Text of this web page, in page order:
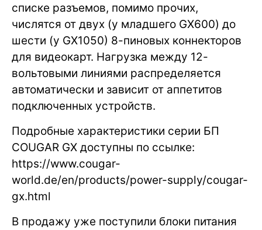
списке разъемов, помимо прочих,
числятся от двух (у младшего GX600) до
шести (у GX1050) 8-пиновых коннекторов
для видеокарт. Нагрузка между 12-
вольтовыми линиями распределяется
автоматически и зависит от аппетитов
подключенных устройств.
Подробные характеристики серии БП
COUGAR GX доступны по ссылке:
https://www.cougar-
world.de/en/products/power-supply/cougar-
gx.html
В продажу уже поступили блоки питания